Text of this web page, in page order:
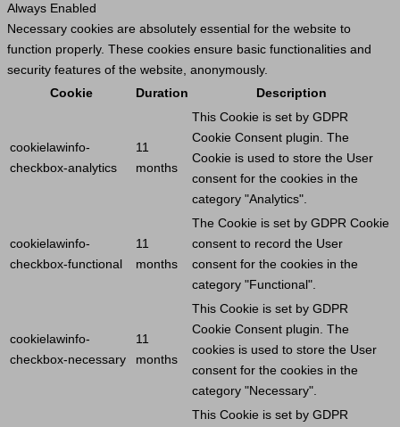
Always Enabled
Necessary cookies are absolutely essential for the website to
function properly. These cookies ensure basic functionalities and
security features of the website, anonymously.
Cookie
Duration Description
cookielawinfo-
checkbox-analytics
11
months
This Cookie is set by GDPR
Cookie Consent plugin. The
Cookie is used to store the User
consent for the cookies in the
category "Analytics".
cookielawinfo-
checkbox-functional
11
months
The Cookie is set by GDPR Cookie
consent to record the User
consent for the cookies in the
category "Functional".
cookielawinfo-
checkbox-necessary
11
months
This Cookie is set by GDPR
Cookie Consent plugin. The
cookies is used to store the User
consent for the cookies in the
category "Necessary".
This Cookie is set by GDPR